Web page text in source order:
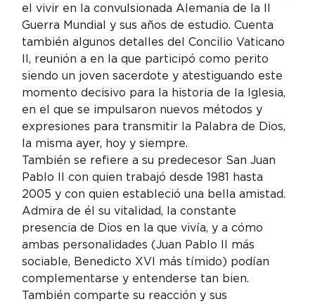
el vivir en la convulsionada Alemania de la II
Guerra Mundial y sus años de estudio. Cuenta
también algunos detalles del Concilio Vaticano
II, reunión a en la que participó como perito
siendo un joven sacerdote y atestiguando este
momento decisivo para la historia de la Iglesia,
en el que se impulsaron nuevos métodos y
expresiones para transmitir la Palabra de Dios,
la misma ayer, hoy y siempre.
También se refiere a su predecesor San Juan
Pablo II con quien trabajó desde 1981 hasta
2005 y con quien estableció una bella amistad.
Admira de él su vitalidad, la constante
presencia de Dios en la que vivía, y a cómo
ambas personalidades (Juan Pablo II más
sociable, Benedicto XVI más tímido) podían
complementarse y entenderse tan bien.
También comparte su reacción y sus